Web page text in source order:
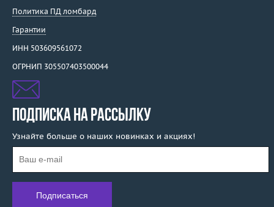
Diamond Point
Dubey&Schaldenbrand
Ebel
Effepi Gioielli
Emil Kraus
Emmeti
Enigma
Evgeny Matveev
F. B. Gioielli
F.DN.ORO
Faberge
Fani
Политика ПД ломбард
Гарантии
ИНН 503609561072
ОГРНИП 305507403500044
ПОДПИСКА НА РАССЫЛКУ
Узнайте больше о наших новинках и акциях!